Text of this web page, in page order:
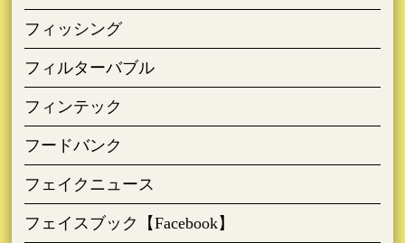
フィッシング
フィルターバブル
フィンテック
フードバンク
フェイクニュース
フェイスブック【Facebook】